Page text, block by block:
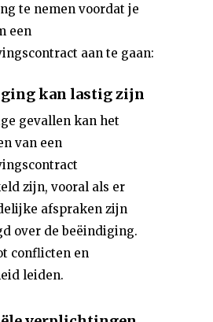
te nemen voordat je
een
aan te gaan:
kan lastig zijn
gevallen kan het
van een
zijn, vooral als er
afspraken zijn
over de beëindiging.
conflicten en
leiden.